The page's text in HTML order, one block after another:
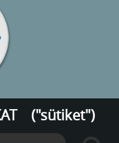
("sütiket")